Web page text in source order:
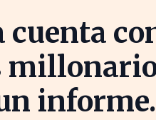
cuenta
informe.